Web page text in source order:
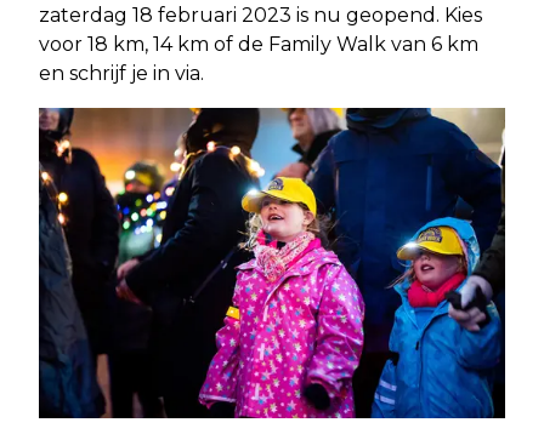
zaterdag 18 februari 2023 is nu geopend. Kies
voor 18 km, 14 km of de Family Walk van 6 km
en schrijf je in via.